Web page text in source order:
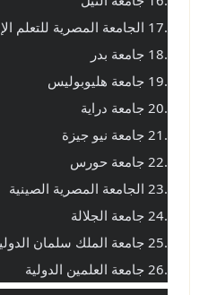
.17 الجامعة المصرية للتعلم الإلكتروني
.18 جامعة بدر
.19 جامعة هليوبوليس
.20 جامعة دراية
.21 جامعة نيو جيزة
.22 جامعة حورس
.23 الجامعة المصرية الصينية
.24 جامعة الجلالة
.25 جامعة الملك سلمان الدولية
.26 جامعة العلمين الدولية